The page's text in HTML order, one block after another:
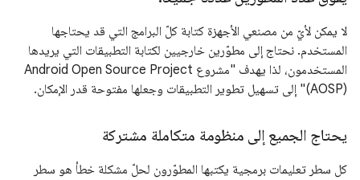
لا يمكن لأيّ من مصنعي الأجهزة كتابة كلّ البرامج التي قد يحتاجها
المستخدم. نحتاج إلى مطوّرين خارجيين لكتابة التطبيقات التي يريدها
المستخدمون، لذا يهدف "مشروع Android Open Source Project
(AOSP)" إلى تسهيل تطوير التطبيقات وجعلها مفتوحة قدر الإمكان.
يحتاج الجميع إلى منظومة متكاملة مشتركة
كل سطر تعليمات برمجية يكتبها المطوّرون لحلّ مشكلة خطأ هو سطر